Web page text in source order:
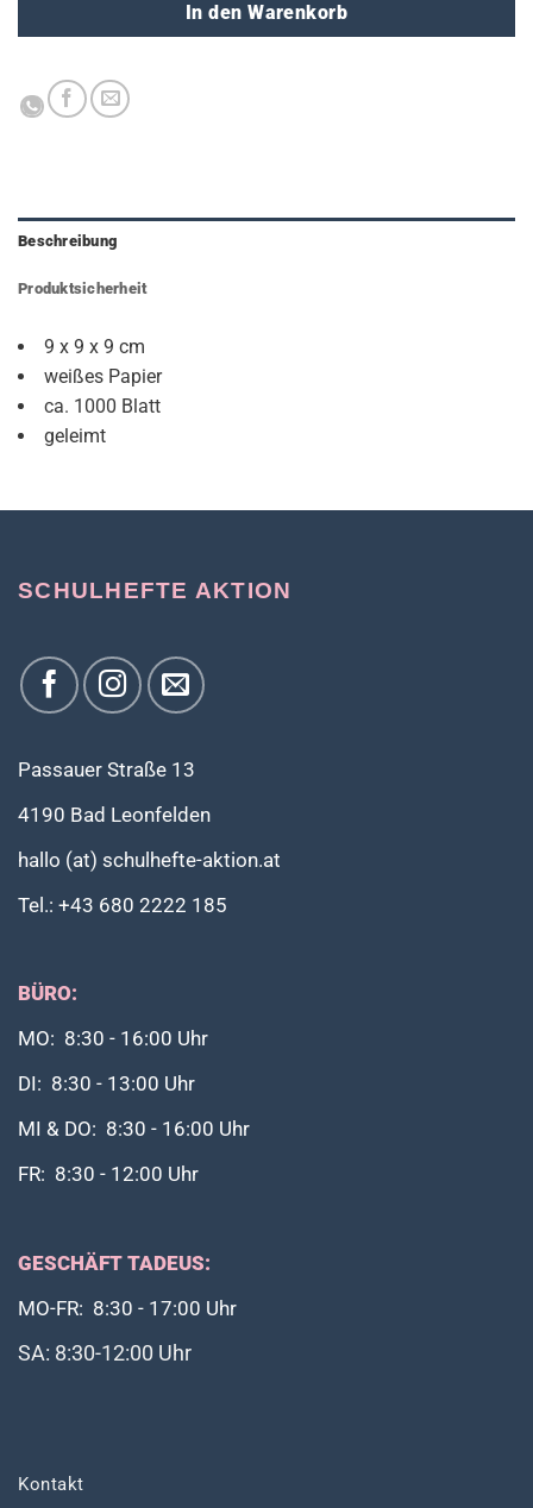
In den Warenkorb
Beschreibung
Produktsicherheit
9 x 9 x 9 cm
weißes Papier
ca. 1000 Blatt
geleimt
SCHULHEFTE AKTION
Passauer Straße 13
4190 Bad Leonfelden
hallo (at) schulhefte-aktion.at
Tel.: +43 680 2222 185
BÜRO:
MO: 8:30 - 16:00 Uhr
DI: 8:30 - 13:00 Uhr
MI & DO: 8:30 - 16:00 Uhr
FR: 8:30 - 12:00 Uhr
GESCHÄFT TADEUS:
MO-FR: 8:30 - 17:00 Uhr
SA: 8:30-12:00 Uhr
Kontakt